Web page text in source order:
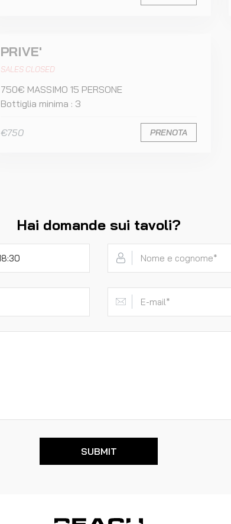
PRIVE'
SALES CLOSED
750€ MASSIMO 15 PERSONE
Bottiglia minima : 3
€750 PRENOTA
Hai domande sui tavoli?